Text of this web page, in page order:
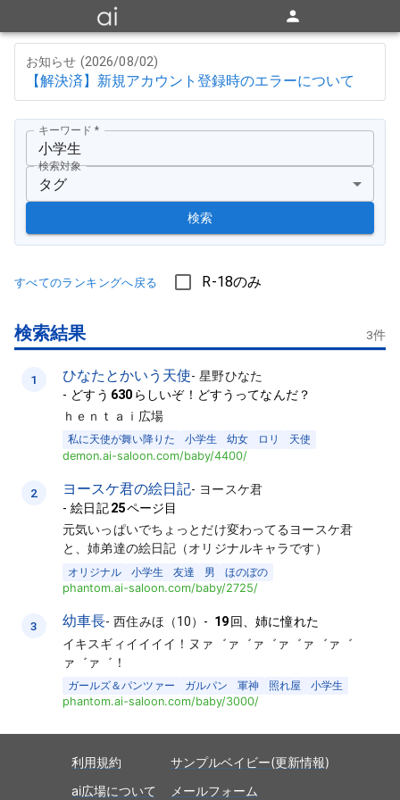
お知らせ (2026/08/02)
【解決済】新規アカウント登録時のエラーについて
キーワード *
検索対象
タグ
検索
すべてのランキングへ戻る R-18のみ
検索結果 3件
1 ひなたとかいう天使-星野ひなた
- どすう 630 らしいぞ！どすうってなんだ？
ｈｅｎｔａｉ広場
私に天使が舞い降りた 小学生 幼女 ロリ
天使
demon.ai-saloon.com/baby/4400/
2 ヨースケ君の絵日記- ヨースケ君
-絵日記25ページ目
元気いっぱいでちょっとだけ変わってるヨースケ君
と、姉弟達の絵日記（オリジナルキャラです）
オリジナル 小学生 友達 男
ほのぼの
phantom.ai-saloon.com/baby/2725/
3 幼車長-西住みほ（10） - 19 回、姉に憧れた
イキスギィイイイイ！ヌァ゛ァ゛ァ゛ァ゛ァ゛ァ゛
ァ゛ァ゛！
ガールズ＆パンツァー ガルパン 軍神 照れ屋
小学生
phantom.ai-saloon.com/baby/3000/
利用規約
ai広場について
サンプルベイビー(更新情報)
メールフォーム